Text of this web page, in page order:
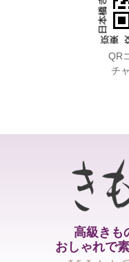
QR
チ
高級きも
おしゃれで